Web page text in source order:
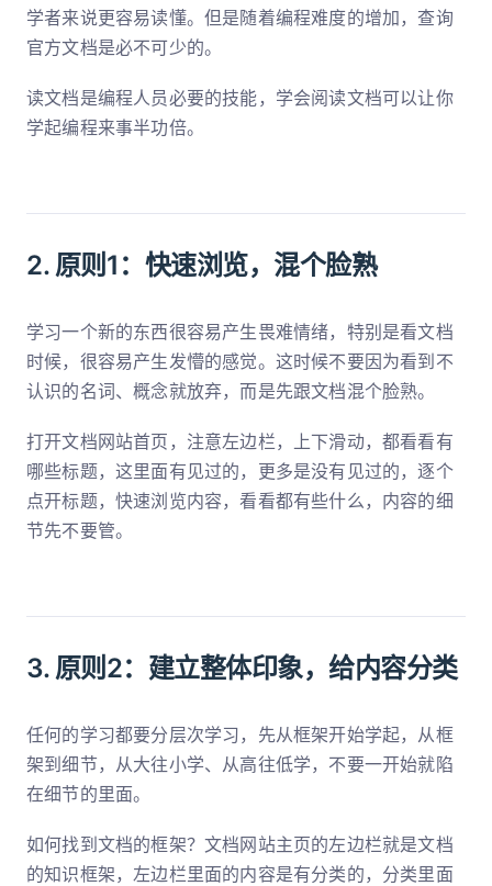
学者来说更容易读懂。但是随着编程难度的增加，查询
官方文档是必不可少的。
读文档是编程人员必要的技能，学会阅读文档可以让你
学起编程来事半功倍。
2. 原则1：快速浏览，混个脸熟
学习一个新的东西很容易产生畏难情绪，特别是看文档
时候，很容易产生发懵的感觉。这时候不要因为看到不
认识的名词、概念就放弃，而是先跟文档混个脸熟。
打开文档网站首页，注意左边栏，上下滑动，都看看有
哪些标题，这里面有见过的，更多是没有见过的，逐个
点开标题，快速浏览内容，看看都有些什么，内容的细
节先不要管。
3. 原则2：建立整体印象，给内容分类
任何的学习都要分层次学习，先从框架开始学起，从框
架到细节，从大往小学、从高往低学，不要一开始就陷
在细节的里面。
如何找到文档的框架？文档网站主页的左边栏就是文档
的知识框架，左边栏里面的内容是有分类的，分类里面